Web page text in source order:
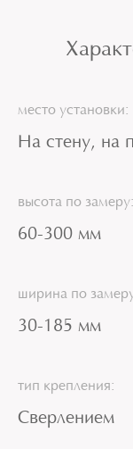
место установки:
На стену, на
высота по замеру:
60-300 мм
ширина по
30-185 мм
тип крепления:
Сверлением